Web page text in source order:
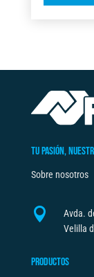
TU PASIÓN,
Sobre nosotros

Avda.
Velilla
PRODUCTOS